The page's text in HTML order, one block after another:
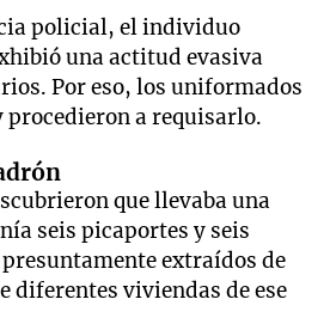
policial, el individuo
una actitud evasiva
Por eso, los uniformados
procedieron a requisarlo.
que llevaba una
seis picaportes y seis
extraídos de
diferentes viviendas de ese